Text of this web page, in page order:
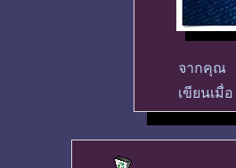
จากคุณ
เขียนเมื่อ